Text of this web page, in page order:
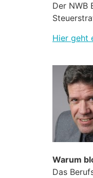
Der NWB
Hier geht
Warum
Das